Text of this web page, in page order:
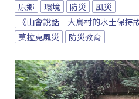
原鄉 環境 防災
風災
《山會說話－大鳥村的水土保持
莫拉克風災
防災教育